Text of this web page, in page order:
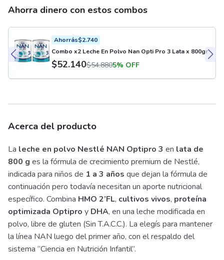
Ahorra dinero con estos combos
Ahorrás$2.740
Combo x2 Leche En Polvo Nan Opti Pro 3 Lata x 800gr
$52.140$54.8805% OFF
Acerca del producto
La leche en polvo Nestlé NAN Optipro 3 en lata de
800 g es la fórmula de crecimiento premium de Nestlé,
indicada para niños de 1 a 3 años que dejan la fórmula de
continuación pero todavía necesitan un aporte nutricional
específico. Combina HMO 2’FL, cultivos vivos, proteína
optimizada Optipro y DHA, en una leche modificada en
polvo, libre de gluten (Sin T.A.C.C.). La elegís para mantener
la línea NAN luego del primer año, con el respaldo del
sistema “Ciencia en Nutrición Infantil”.